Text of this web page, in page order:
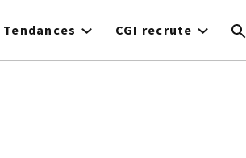
Tendances CGI recrute